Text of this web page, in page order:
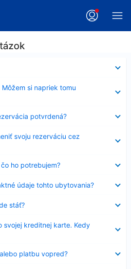
si napriek tomu
potvrdená?
svoju rezerváciu cez
ho potrebujem?
údaje tohto ubytovania?
stáť?
svojej kreditnej karte. Kedy
platbu vopred?